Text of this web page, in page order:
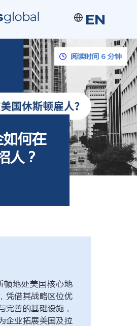
EN
阅读时间 6 分钟
何在
人？
顿地处美国核心地
凭借其战略区位优
完善的基础设施，
企业拓展美国及拉